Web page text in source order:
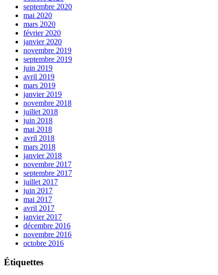
septembre 2020
mai 2020
mars 2020
février 2020
janvier 2020
novembre 2019
septembre 2019
juin 2019
avril 2019
mars 2019
janvier 2019
novembre 2018
juillet 2018
juin 2018
mai 2018
avril 2018
mars 2018
janvier 2018
novembre 2017
septembre 2017
juillet 2017
juin 2017
mai 2017
avril 2017
janvier 2017
décembre 2016
novembre 2016
octobre 2016
Étiquettes